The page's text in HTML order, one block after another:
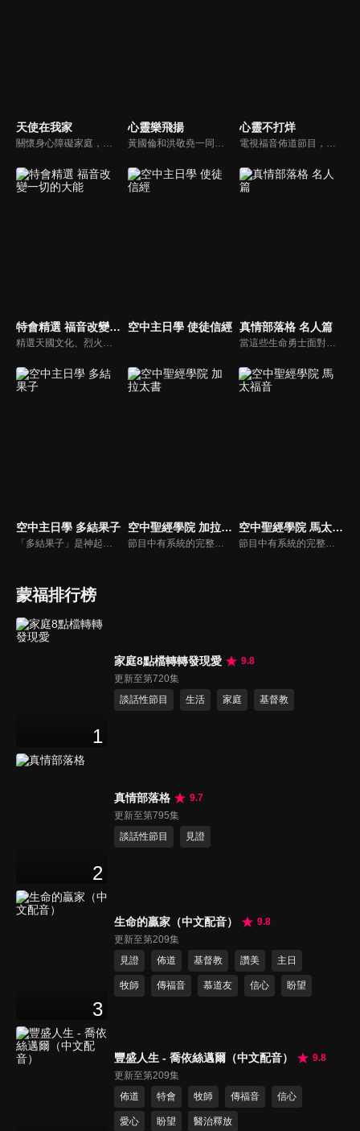
天使在我家
關懷身心障礙家庭，讓社會民眾對於基督教公益社福團體能有更多的認識。
心靈樂飛揚
黃國倫和洪敬堯一同至心靈樂飛揚分享流行音樂和詩歌的不同處，兩人在節目中更分享影響他們或深具意義的歌曲，節目中演唱了我願意、每天愛你多一些、眼淚、愛是最美的事情、不住感謝不停讚美、愛常常喜樂等動人好聽的歌曲。
心靈不打烊
電視福音佈道節目，由前主播何戎主持，有別於以往的節目風格，將繼續提供最具平安與感動的心靈音樂饗宴。
特會精選 福音改變一切的大能
精選天國文化、烈火特會、超自然大能與使徒性教會等特會，幫助我們更加明白神的心意，好讓我們的生命能走在神的道路上進入命定。
空中主日學 使徒信經 真情部落格 名人篇
當這些生命勇士面對自己生命中的難題時，選擇靠著信靠耶穌來勇敢勝過，這些可愛的基督徒們，願意把自己生命裡最黑暗軟弱的一面和大家分享，為的就是將來自天上那最美好的福分帶給人們，每一個有血有淚的生命見證，都是最震撼人心的蛻變，最深刻的真實。
空中主日學 多結果子 空中聖經學院 加拉太書
節目中有系統的完整講解聖經真理，邀請受過解經講道訓練的老師，按著正意分解真理的道，帶領弟兄姊妹更深的了解聖經的浩瀚與偉大
空中聖經學院 馬太福音
蒙福排行榜
1
家庭8點檔轉轉發現愛
9.8
更新至第720集
談話性節目
生活 家庭 基督教
2
真情部落格
9.7
更新至第795集
談話性節目
見證
3
生命的贏家（中文配音）
9.8
更新至第209集
見證
佈道 基督教 讚美 主日
牧師 傳福音 慕道友 信心 盼望
豐盛人生 - 喬依絲邁爾（中文配音）
9.8
更新至第209集
佈道
特會 牧師 傳福音 信心
愛心 盼望 醫治釋放